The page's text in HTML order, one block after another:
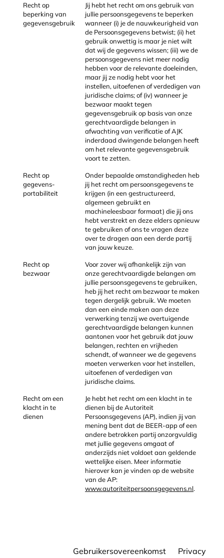
Recht op
beperking van
gegevensgebruik
Jij hebt het recht om ons gebruik van
jullie persoonsgegevens te beperken
wanneer (i) je de nauwkeurigheid van
de Persoonsgegevens betwist; (ii) het
gebruik onwettig is maar je niet wilt
dat wij de gegevens wissen; (iii) we de
persoonsgegevens niet meer nodig
hebben voor de relevante doeleinden,
maar jij ze nodig hebt voor het
instellen, uitoefenen of verdedigen van
juridische claims; of (iv) wanneer je
bezwaar maakt tegen
gegevensgebruik op basis van onze
gerechtvaardigde belangen in
afwachting van verificatie of AJK
inderdaad dwingende belangen heeft
om het relevante gegevensgebruik
voort te zetten.
Recht op
gegevens-
portabiliteit
Onder bepaalde omstandigheden heb
jij het recht om persoonsgegevens te
krijgen (in een gestructureerd,
algemeen gebruikt en
machineleesbaar formaat) die jij ons
hebt verstrekt en deze elders opnieuw
te gebruiken of ons te vragen deze
over te dragen aan een derde partij
van jouw keuze.
Recht op
bezwaar
Voor zover wij afhankelijk zijn van
onze gerechtvaardigde belangen om
jullie persoonsgegevens te gebruiken,
heb jij het recht om bezwaar te maken
tegen dergelijk gebruik. We moeten
dan een einde maken aan deze
verwerking tenzij we overtuigende
gerechtvaardigde belangen kunnen
aantonen voor het gebruik dat jouw
belangen, rechten en vrijheden
schendt, of wanneer we de gegevens
moeten verwerken voor het instellen,
uitoefenen of verdedigen van
juridische claims.
Recht om een
klacht in te
dienen
Je hebt het recht om een klacht in te
dienen bij de Autoriteit
Persoonsgegevens (AP), indien jij van
mening bent dat de BEER-app of een
andere betrokken partij onzorgvuldig
met jullie gegevens omgaat of
anderzijds niet voldoet aan geldende
wettelijke eisen. Meer informatie
hierover kan je vinden op de website
van de AP:
www.autoriteitpersoonsgegevens.nl.
Gebruikersovereenkomst Privacy